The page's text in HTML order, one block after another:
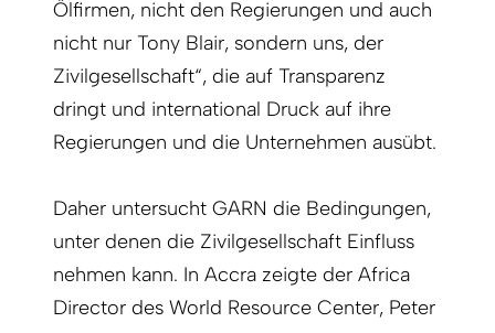
Ölfirmen, nicht den Regierungen und auch
nicht nur Tony Blair, sondern uns, der
Zivilgesellschaft“, die auf Transparenz
dringt und international Druck auf ihre
Regierungen und die Unternehmen ausübt.
Daher untersucht GARN die Bedingungen,
unter denen die Zivilgesellschaft Einfluss
nehmen kann. In Accra zeigte der Africa
Director des World Resource Center, Peter